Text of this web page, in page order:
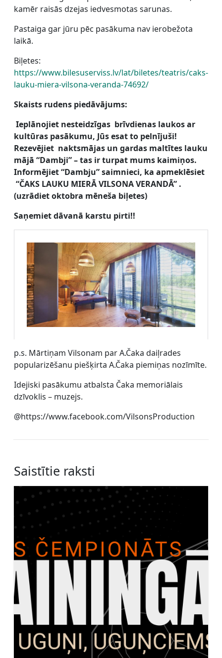
kamēr raisās dzejas iedvesmotas sarunas.
Pastaiga gar jūru pēc pasākuma nav ierobežota
laikā.
Biļetes:
https://www.bilesuserviss.lv/lat/biletes/teatris/caks-
lauku-miera-vilsona-veranda-74692/
Skaists rudens piedāvājums:
Ieplānojiet nesteidzīgas brīvdienas laukos ar
kultūras pasākumu, Jūs esat to pelnījuši!
Rezevējiet naktsmājas un gardas maltītes lauku
mājā “Dambji” – tas ir turpat mums kaimiņos.
Informējiet “Dambju” saimnieci, ka apmeklēsiet
“ČAKS LAUKU MIERĀ VILSONA VERANDĀ” .
(uzrādiet oktobra mēneša biļetes)
Saņemiet dāvanā karstu pirti!!
p.s. Mārtiņam Vilsonam par A.Čaka daiļrades
popularizēšanu piešķirta A.Čaka piemiņas nozīmīte.
Idejiski pasākumu atbalsta Čaka memoriālais
dzīvoklis – muzejs.
@https://www.facebook.com/VilsonsProduction
Saistītie raksti